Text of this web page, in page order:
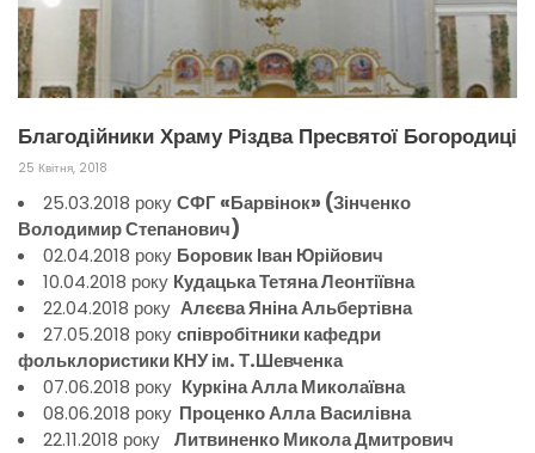
Благодійники Храму Різдва Пресвятої Богородиці
25 Квітня, 2018
25.03.2018 рокуСФГ «Барвінок» (Зінченко
Володимир Степанович)
02.04.2018 року Боровик Іван Юрійович
10.04.2018 року Кудацька Тетяна Леонтіївна
22.04.2018 року Алєєва Яніна Альбертівна
27.05.2018 рокуспівробітники кафедри
фольклористики КНУ ім. Т.Шевченка
07.06.2018 року Куркіна Алла Миколаївна
08.06.2018 року Проценко Алла Василівна
22.11.2018 року Литвиненко Микола Дмитрович